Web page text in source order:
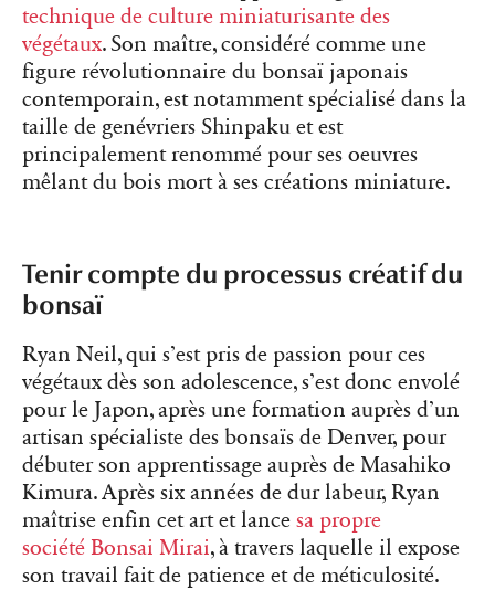
technique de culture miniaturisante des
végétaux. Son maître, considéré comme une
figure révolutionnaire du bonsaï japonais
contemporain, est notamment spécialisé dans la
taille de genévriers Shinpaku et est
principalement renommé pour ses oeuvres
mêlant du bois mort à ses créations miniature.
Tenir compte du processus créatif du
bonsaï
Ryan Neil, qui s’est pris de passion pour ces
végétaux dès son adolescence, s’est donc envolé
pour le Japon, après une formation auprès d’un
artisan spécialiste des bonsaïs de Denver, pour
débuter son apprentissage auprès de Masahiko
Kimura. Après six années de dur labeur, Ryan
maîtrise enfin cet art et lance sa propre
société Bonsai Mirai, à travers laquelle il expose
son travail fait de patience et de méticulosité.